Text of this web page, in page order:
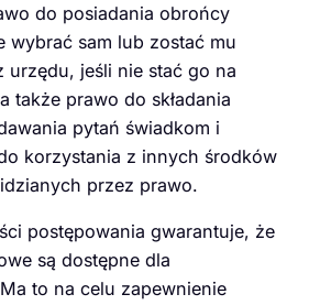
do posiadania obrońcy
wybrać sam lub zostać mu
urzędu, jeśli nie stać go na
także prawo do składania
pytań świadkom i
korzystania z innych środków
przez prawo.
postępowania gwarantuje, że
są dostępne dla
to na celu zapewnienie